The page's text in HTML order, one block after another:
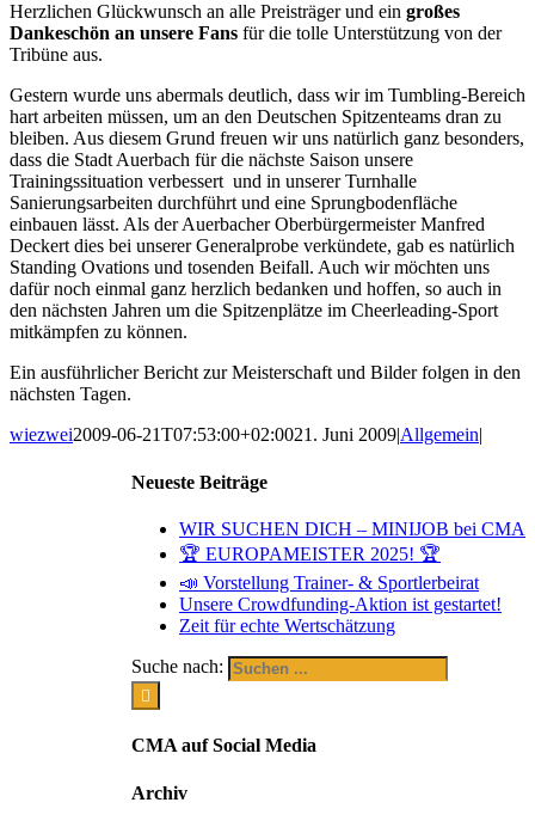
Herzlichen Glückwunsch an alle Preisträger und ein großes
Dankeschön an unsere Fans für die tolle Unterstützung von der
Tribüne aus.
Gestern wurde uns abermals deutlich, dass wir im Tumbling-Bereich
hart arbeiten müssen, um an den Deutschen Spitzenteams dran zu
bleiben. Aus diesem Grund freuen wir uns natürlich ganz besonders,
dass die Stadt Auerbach für die nächste Saison unsere
Trainingssituation verbessert und in unserer Turnhalle
Sanierungsarbeiten durchführt und eine Sprungbodenfläche
einbauen lässt. Als der Auerbacher Oberbürgermeister Manfred
Deckert dies bei unserer Generalprobe verkündete, gab es natürlich
Standing Ovations und tosenden Beifall. Auch wir möchten uns
dafür noch einmal ganz herzlich bedanken und hoffen, so auch in
den nächsten Jahren um die Spitzenplätze im Cheerleading-Sport
mitkämpfen zu können.
Ein ausführlicher Bericht zur Meisterschaft und Bilder folgen in den
nächsten Tagen.
wiezwei2009-06-21T07:53:00+02:0021. Juni 2009|Allgemein|
Neueste Beiträge
WIR SUCHEN DICH – MINIJOB bei CMA
🏆 EUROPAMEISTER 2025! 🏆
📣 Vorstellung Trainer- & Sportlerbeirat
Unsere Crowdfunding-Aktion ist gestartet!
Zeit für echte Wertschätzung
Suche nach:
CMA auf Social Media
Archiv